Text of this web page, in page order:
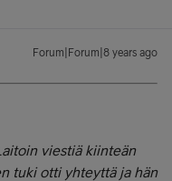
Forum|Forum|8 years ago
viestiä kiinteän
tuki otti yhteyttä ja hän